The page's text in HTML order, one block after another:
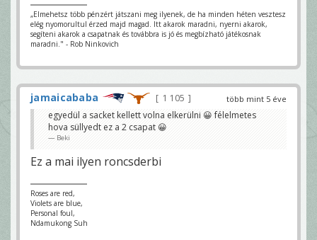
„Elmehetsz több pénzért játszani meg ilyenek, de ha minden héten vesztesz
elég nyomorultul érzed majd magad. Itt akarok maradni, nyerni akarok,
segíteni akarok a csapatnak és továbbra is jó és megbízható játékosnak
maradni." - Rob Ninkovich
több mint 5 éve
jamaicababa
1 105
egyedül a sacket kellett volna elkerülni 😀 félelmetes
hova süllyedt ez a 2 csapat 😀
Beki
Ez a mai ilyen roncsderbi
Roses are red,
Violets are blue,
Personal foul,
Ndamukong Suh